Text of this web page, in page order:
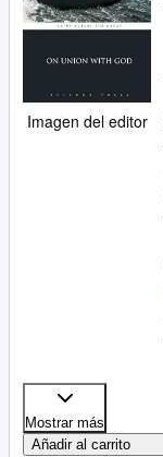
Imagen del editor
Mostrar más
Añadir al carrito